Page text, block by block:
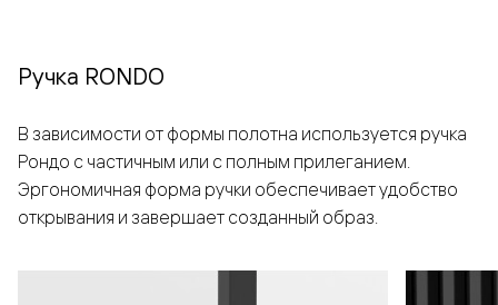
Ручка RONDO
В зависимости от формы полотна используется ручка
Рондо с частичным или с полным прилеганием.
Эргономичная форма ручки обеспечивает удобство
открывания и завершает созданный образ.